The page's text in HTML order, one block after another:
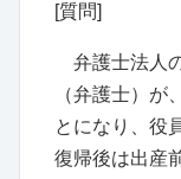
[質問]
弁護士法人
（弁護士）が
とになり、役
復帰後は出産